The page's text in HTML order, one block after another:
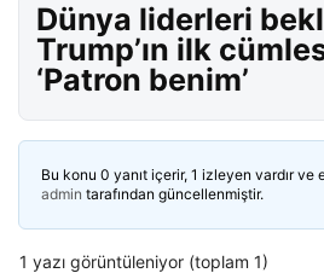
Dünya liderleri
Trump’ın ilk
‘Patron benim’
Bu konu 0 yanıt içerir, 1 izleyen vardır ve
admin tarafından güncellenmiştir.
1 yazı görüntüleniyor (toplam 1)